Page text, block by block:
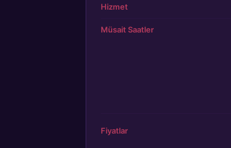
Hizmet
Müsait Saatler
Fiyatlar